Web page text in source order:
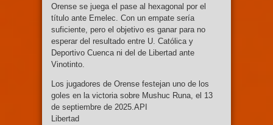
Orense se juega el pase al hexagonal por el
título ante Emelec. Con un empate sería
suficiente, pero el objetivo es ganar para no
esperar del resultado entre U. Católica y
Deportivo Cuenca ni del de Libertad ante
Vinotinto.
Los jugadores de Orense festejan uno de los
goles en la victoria sobre Mushuc Runa, el 13
de septiembre de 2025.API
Libertad